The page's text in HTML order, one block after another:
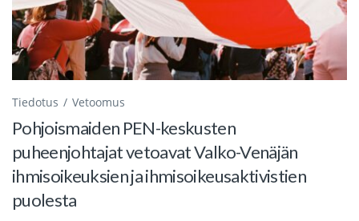
Tiedotus Vetoomus
Pohjoismaiden PEN-keskusten
puheenjohtajat vetoavat Valko-Venäjän
ihmisoikeuksien ja ihmisoikeusaktivistien
puolesta